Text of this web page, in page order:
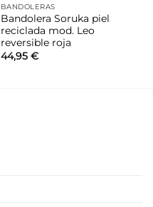
BANDOLERAS
Bandolera Soruka piel
reciclada mod. Leo
reversible roja
44,95 €